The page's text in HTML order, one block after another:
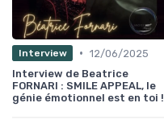
Interview • 12/06/2025
Interview de Beatrice
FORNARI : SMILE APPEAL, le
génie émotionnel est en toi !